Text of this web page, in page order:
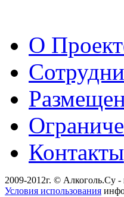
О
Контакты
2009-2012г. © Алкоголь.Су
Условия использования